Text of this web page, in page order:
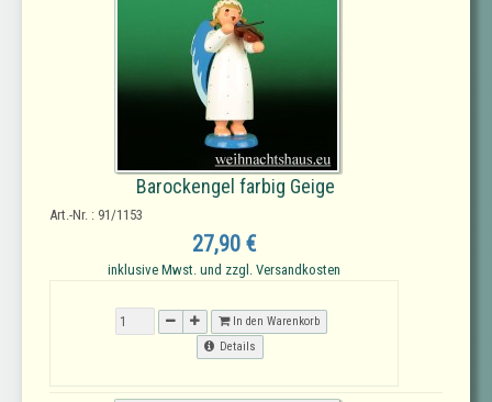
Barockengel farbig Geige
Art.-Nr. : 91/1153
27,90 €
inklusive Mwst. und zzgl. Versandkosten
In den Warenkorb
Details